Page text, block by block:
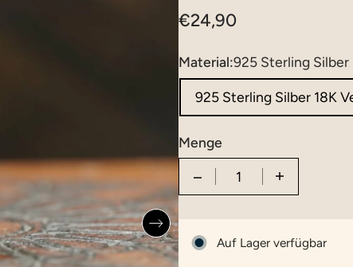
€24,90
Material:925 Sterling Silber
925 Sterling Silber 18K
Menge
Quantity
Auf Lager verfügbar